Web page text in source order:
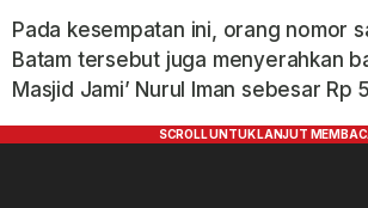
Pada kesempatan ini, orang nomor
Batam tersebut juga menyerahkan
Masjid Jami’ Nurul Iman sebesar Rp